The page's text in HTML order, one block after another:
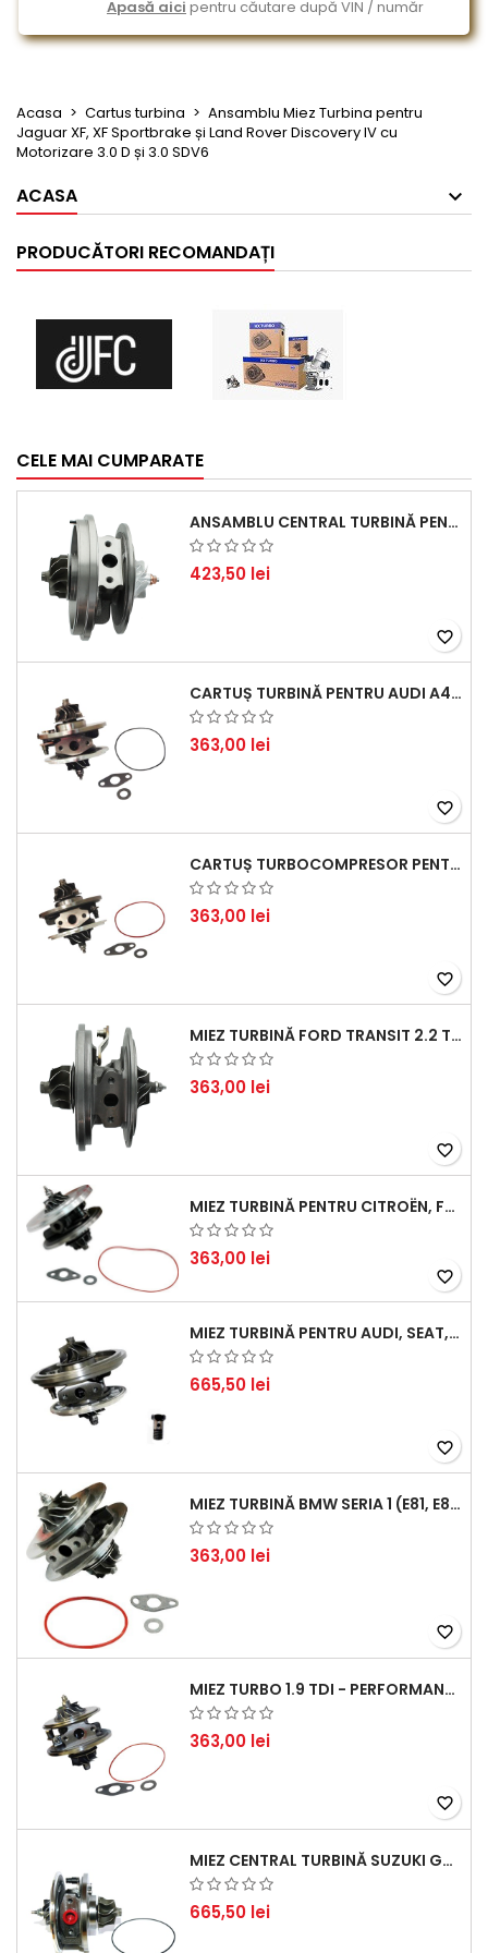
Apasă aici pentru căutare după VIN / număr
Acasa Cartus turbina
Ansamblu Miez Turbina pentru
Jaguar XF, XF Sportbrake și Land Rover Discovery IV cu
Motorizare 3.0 D și 3.0 SDV6
ACASA
PRODUCĂTORI RECOMANDAȚI
CELE MAI CUMPARATE
ANSAMBLU CENTRAL TURBINĂ PENTRU BMW SERIA 3, SERIA 5 ȘI X3 - PERFORMANȚĂ ȘI FIABILITATE
423,50 lei
favorite_border
CARTUȘ TURBINĂ PENTRU AUDI A4, A6, SKODA SUPERB ȘI VW PASSAT, MOTOR DIESEL 1.9 TDI
363,00 lei
favorite_border
CARTUȘ TURBOCOMPRESOR PENTRU VW, AUDI, SEAT, SKODA - MOTOR DIESEL 2.0 TDI
363,00 lei
favorite_border
MIEZ TURBINĂ FORD TRANSIT 2.2 TDCI (2007-2016)
363,00 lei
favorite_border
MIEZ TURBINĂ PENTRU CITROËN, FORD, MAZDA, MINI, PEUGEOT ȘI VOLVO - MOTORIZĂRI 1.6 HDI ȘI 1.6 D
363,00 lei
favorite_border
MIEZ TURBINĂ PENTRU AUDI, SEAT, SKODA ȘI VOLKSWAGEN - MOTORIZĂRI 2.0 TDI 103KW 140CP
665,50 lei
favorite_border
MIEZ TURBINĂ BMW SERIA 1 (E81, E87) 120 D - CREȘTEȚI PERFORMANȚA ȘI RĂSPUNSUL MOTORULUI
363,00 lei
favorite_border
MIEZ TURBO 1.9 TDI - PERFORMANȚĂ FIABILĂ PENTRU AUDI, SEAT, SKODA ȘI VW
363,00 lei
favorite_border
MIEZ CENTRAL TURBINĂ SUZUKI GRAND ESCUDO II 1.9 DDIS TRACȚIUNE INTEGRALĂ - MOTORIZARE 1.9L, 95 KW (129 CP)
665,50 lei